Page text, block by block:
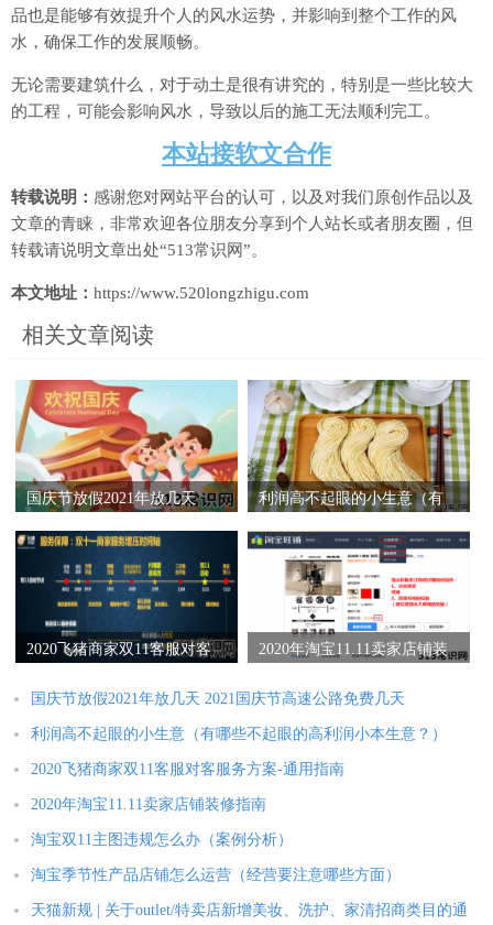
品也是能够有效提升个人的风水运势，并影响到整个工作的风
水，确保工作的发展顺畅。
无论需要建筑什么，对于动土是很有讲究的，特别是一些比较大
的工程，可能会影响风水，导致以后的施工无法顺利完工。
本站接软文合作
转载说明： 感谢您对网站平台的认可，以及对我们原创作品以及
文章的青睐，非常欢迎各位朋友分享到个人站长或者朋友圈，但
转载请说明文章出处“513常识网”。
本文地址： https://www.520longzhigu.com
相关文章阅读
国庆节放假2021年放几天
天
利润高不起眼的小生意（有
意？）
2020飞猪商家双11客服对客
2020年淘宝11.11卖家店铺装
国庆节放假2021年放几天 2021国庆节高速公路免费几天
利润高不起眼的小生意（有哪些不起眼的高利润小本生意？）
2020飞猪商家双11客服对客服务方案-通用指南
2020年淘宝11.11卖家店铺装修指南
淘宝双11主图违规怎么办（案例分析）
淘宝季节性产品店铺怎么运营（经营要注意哪些方面）
天猫新规 | 关于outlet/特卖店新增美妆、洗护、家清招商类目的通